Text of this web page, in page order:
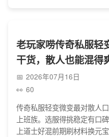
老玩家唠传奇私服轻
干货，散人也能混得
2026年07月16日
60
传奇私服轻变微变最对散人
上班族。选服得挑稳定有口
上道士好混前期刷材料换元